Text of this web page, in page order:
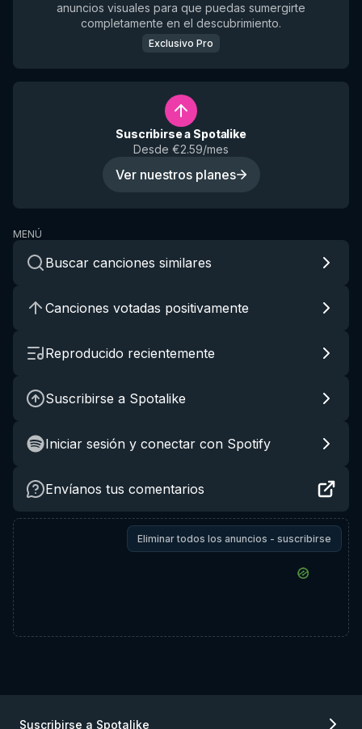
anuncios visuales para que puedas sumergirte
completamente en el descubrimiento.
Exclusivo Pro
Suscribirse a Spotalike
Desde €2.59/mes
Ver nuestros planes
MENÚ
Buscar canciones similares
Canciones votadas positivamente
Reproducido recientemente
Suscribirse a Spotalike
Iniciar sesión y conectar con Spotify
Envíanos tus comentarios
Eliminar todos los anuncios - suscribirse
Suscribirse a Spotalike